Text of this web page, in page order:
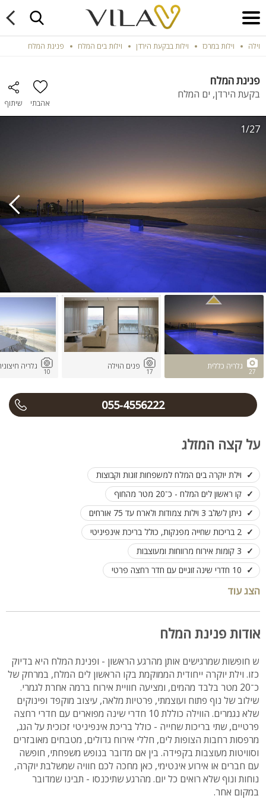
וילה וילות במרכז וילות בבקעת הירדן וילות בים המלח פנינת המלח
פנינת המלח
בקעת הירדן, ים המלח
אהבתי שיתוף
1/27
27
גלריה כללית
17
פנים הוילה
10
גלריה
055-4556222
על קצה המזלג
וילת יוקרה בים המלח למשפחות זוגות וקבוצות
קו ראשון לים המלח - כ־20 מטר מהחוף
ניתן לשלב 3 וילות צמודות ולארח עד 75 אורחים
2 בריכות שחייה מפנקות, כולל בריכת אינפיניטי
3 קומות אירוח מרווחות ומעוצבות
10 חדרי שינה זוגיים עם חדר רחצה פרטי
גג פנורמי יוקרתי עם נוף עוצר נשימה
סלונים מרווחים לאירוח משפחתי וקבוצתי
סוויטות וצימרים מעוצבים ברמת גימור גבוהה
מושלם למשפחות, קבוצות וחופשות יוקרתיות
מתאים גם לאירועים פרטיים, ימי גיבוש וחגיגות
עד 25 אורחים ללינה בוילה בנוחות מירבית
חוויית אירוח יוקרתית עם פרטיות ונוף שאין שני לו
הצג עוד
אודות פנינת המלח
ש חופשות שמרגישים אותן מהרגע הראשון - ופנינת המלח היא בדיוק
כזו. וילת יוקרה ייחודית הממוקמת בקו הראשון לים המלח, במרחק של
כ־20 מטר בלבד מהמים, ומציעה חוויית אירוח ברמה אחרת לגמרי.
שילוב של נוף פתוח ועוצמתי, פרטיות מלאה, עיצוב מוקפד ופינוקים
שלא נגמרים. הווילה כוללת 10 חדרי שינה מפוארים עם חדרי רחצה
פרטיים, שתי בריכות שחייה - כולל בריכת אינפיניטי זכוכית על הגג,
מרפסות רחבות הצופות לים, חללי אירוח גדולים, מטבחים מאובזרים
וסוויטות מעוצבות בקפידה. בין אם מדובר בנופש משפחתי, חופשה
עם חברים או אירוע אינטימי, כאן מחכה לכם חוויה שמשלבת יוקרה,
נוחות ונוף שלא רואים כל יום. מהרגע שתיכנסו - תבינו שמדובר
במקום אחר.